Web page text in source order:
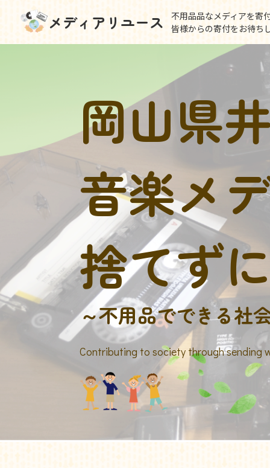
メディアリユース
不用品品なメディアを寄
皆様からの寄付をお待ち
岡山県
音楽メ
捨てず
～不用品でできる社
Contributing to society through sending